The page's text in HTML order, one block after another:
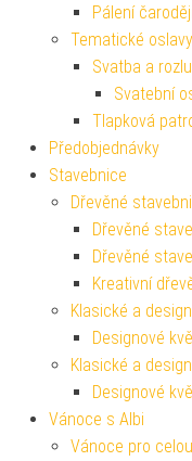
Pálení
Tematické oslavy
Svatba a
Svatební
Tlapková
Předobjednávky
Stavebnice
Dřevěné
Dřevěné
Dřevěné
Kreativní
Klasické a
Designové
Klasické a
Designové
Vánoce s Albi
Vánoce pro